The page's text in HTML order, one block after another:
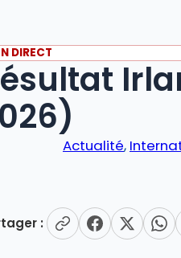
DIRECT
Actualité,
: